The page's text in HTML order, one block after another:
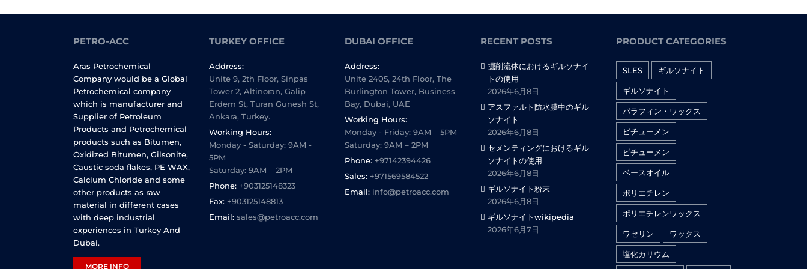
PETRO-ACC
Aras Petrochemical
Company would be a Global
Petrochemical company
which is manufacturer and
Supplier of Petroleum
Products and Petrochemical
products such as Bitumen,
Oxidized Bitumen, Gilsonite,
Caustic soda flakes, PE WAX,
Calcium Chloride and some
other products as raw
material in different cases
with deep industrial
experiences in Turkey And
Dubai.
MORE INFO
TURKEY OFFICE
Address:
Unite 9, 2th Floor, Sinpas
Tower 2, Altinoran, Galip
Erdem St, Turan Gunesh St,
Ankara, Turkey.
Working Hours:
Monday - Saturday: 9AM -
5PM
Saturday: 9AM – 2PM
Phone: +903125148323
Fax: +903125148813
Email: sales@petroacc.com
DUBAI OFFICE
Address:
Unite 2405, 24th Floor, The
Burlington Tower, Business
Bay, Dubai, UAE
Working Hours:
Monday - Friday: 9AM – 5PM
Saturday: 9AM – 2PM
Phone: +97142394426
Sales: +971569584522
Email: info@petroacc.com
RECENT POSTS
掘削流体におけるギルソナイ
トの使用
2026年6月8日
アスファルト防水膜中のギル
ソナイト
2026年6月8日
セメンティングにおけるギル
ソナイトの使用
2026年6月8日
ギルソナイト粉末
2026年6月8日
ギルソナイトwikipedia
2026年6月7日
PRODUCT CATEGORIES
SLES ギルソナイト
ギルソナイト
パラフィン・ワックス
ビチューメン
ビチューメン
ベースオイル
ポリエチレン
ポリエチレンワックス
ワセリン ワックス
塩化カリウム